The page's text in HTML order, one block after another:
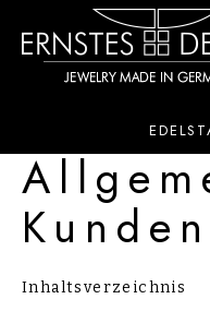
Hauptinhalt springen
Zur Suche springen
Zur Hauptnavigation
Inhaltsverzeichnis